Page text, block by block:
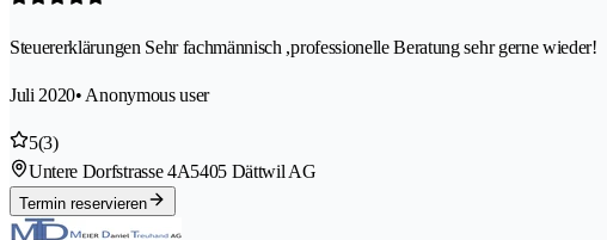
Steuererklärungen Sehr fachmännisch ,professionelle Beratung sehr gerne wieder!
Juli 2020• Anonymous user
5(3)
Untere Dorfstrasse 4A5405 Dättwil AG
Termin reservieren